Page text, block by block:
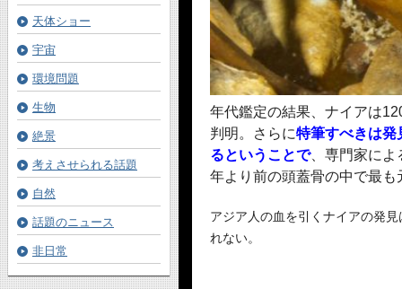
年代鑑定の結果、ナイアは
判明。さらに特筆すべきは発
るということで、専門家によ
年より前の頭蓋骨の中で最
アジア人の血を引くナイアの発
れない。
天体ショー
宇宙
環境問題
生物
絶景
考えさせられる話題
自然
話題のニュース
非日常